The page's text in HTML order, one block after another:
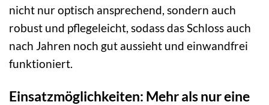
nicht nur optisch ansprechend, sondern auch
robust und pflegeleicht, sodass das Schloss auch
nach Jahren noch gut aussieht und einwandfrei
funktioniert.
Einsatzmöglichkeiten: Mehr als nur eine